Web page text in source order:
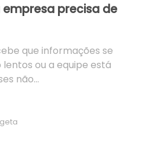
empresa precisa de
que informações se
ou a equipe está
não…